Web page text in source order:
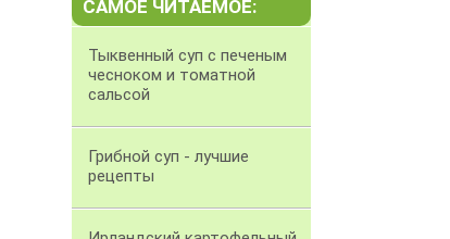
САМОЕ ЧИТАЕМОЕ:
Тыквенный суп с печеным
чесноком и томатной
сальсой
Грибной суп - лучшие
рецепты